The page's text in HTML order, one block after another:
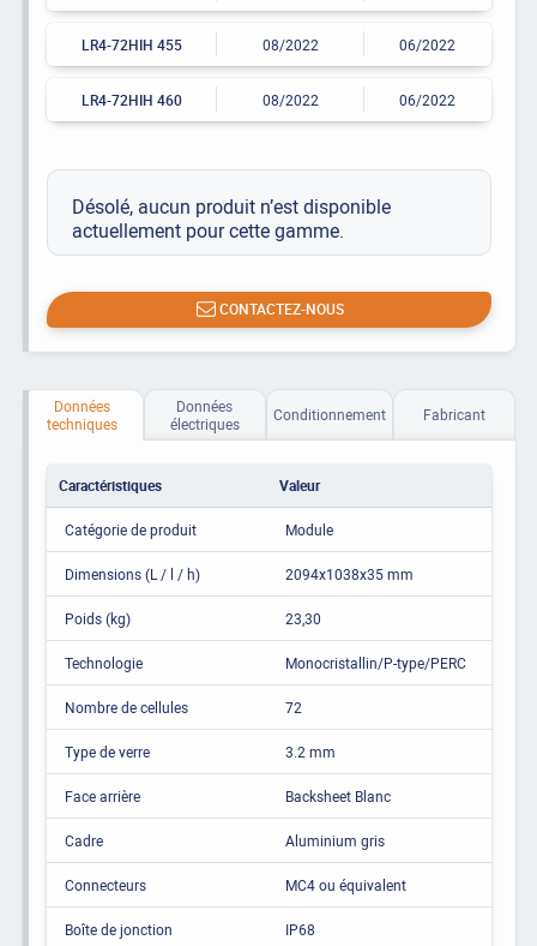
LR4-72HIH 455 08/2022 06/2022
LR4-72HIH 460 08/2022 06/2022
Désolé, aucun produit n’est disponible
actuellement pour cette gamme.
CONTACTEZ-NOUS
Données
techniques
Données
électriques
Conditionnement Fabricant
Caractéristiques Valeur
Catégorie de produit Module
Dimensions (L / l / h) 2094x1038x35 mm
Poids (kg) 23,30
Technologie Monocristallin/P-type/PERC
Nombre de cellules 72
Type de verre 3.2 mm
Face arrière Backsheet Blanc
Cadre Aluminium gris
Connecteurs MC4 ou équivalent
Boîte de jonction IP68